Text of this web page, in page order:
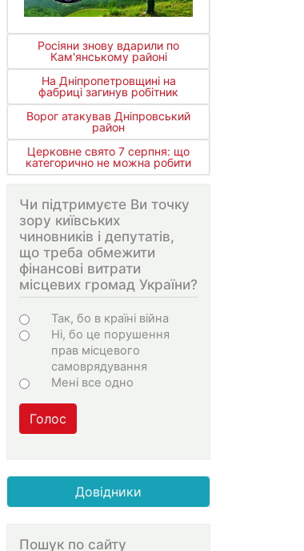
Росіяни знову вдарили по
Кам'янському районі
На Дніпропетровщині на
фабриці загинув робітник
Ворог атакував Дніпровський
район
Церковне свято 7 серпня: що
категорично не можна робити
Чи підтримуєте Ви точку
зору київських
чиновників і депутатів,
що треба обмежити
фінансові витрати
місцевих громад України?
Варіанти
Так, бо в країні війна
Ні, бо це порушення
прав місцевого
самоврядування
Мені все одно
Голос
Довідники
Пошук по сайту